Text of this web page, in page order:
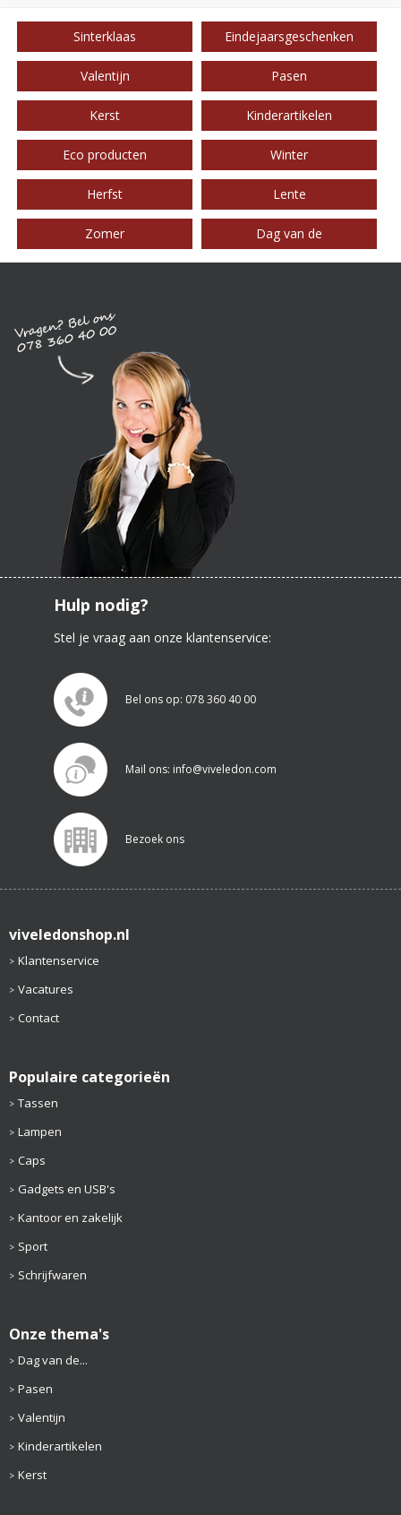
Sinterklaas Eindejaarsgeschenken
Valentijn Pasen
Kerst Kinderartikelen
Eco producten Winter
Herfst Lente
Zomer Dag van de
Hulp nodig?
Stel je vraag aan onze klantenservice:
Bel ons op: 078 360 40 00
Mail ons: info@viveledon.com
Bezoek ons
viveledonshop.nl
Klantenservice
Vacatures
Contact
Populaire categorieën
Tassen
Lampen
Caps
Gadgets en USB's
Kantoor en zakelijk
Sport
Schrijfwaren
Onze thema's
Dag van de...
Pasen
Valentijn
Kinderartikelen
Kerst